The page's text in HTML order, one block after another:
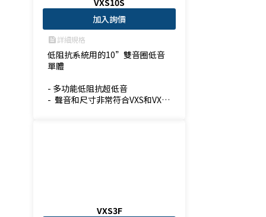
VXS10S
加入詢價
feed詳細規格
低阻抗系統用的10”雙音圈低音
單體
- 多功能低阻抗超低音
-  聲音和尺寸非常符合VXS和VXC
VXS3F